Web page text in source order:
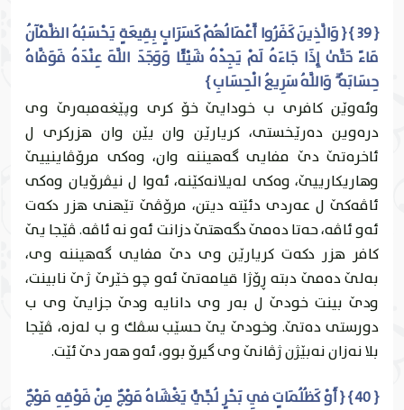
{ 39 } { وَالَّذِينَ كَفَرُوا أَعْمَالُهُمْ كَسَرَابٍ بِقِيعَةٍ يَحْسَبُهُ الظَّمْآنُ
مَاءً حَتَّىٰ إِذَا جَاءَهُ لَمْ يَجِدْهُ شَيْئًا وَوَجَدَ اللَّهَ عِنْدَهُ فَوَفَّاهُ
حِسَابَهُ ۗ وَاللَّهُ سَرِيعُ الْحِسَابِ }
وئه‌وێن كافرى ب خودايێ خۆ كرى وپێغه‌مبه‌رێ وى
دره‌وين ده‌رێخستى، كريارێن وان يێن وان هزركرى ل
ئاخره‌تێ دێ مفایى گه‌هيننه‌ وان، وه‌كى مرۆڤاينییێ
وهاريكارییێ، وه‌كى له‌يلانه‌كێنه‌، ئه‌وا ل نيڤرۆيان وه‌كى
ئاڤه‌كێ ل عه‌ردى دئێته‌ ديتن، مرۆڤێ تێهنى هزر دكه‌ت
ئه‌و ئاڤه‌، حه‌تا ده‌مێ دگه‌هتێ دزانت ئه‌و نه‌ ئاڤه‌. ڤێجا يێ
كافر هزر دكه‌ت كريارێن وى دێ مفایى گه‌هيننه‌ وى،
به‌لێ ده‌مێ دبته‌ ڕۆژا قيامه‌تێ ئه‌و چو خێرێ ژێ نابينت،
ودێ بينت خودێ ل به‌ر وى دانايه‌ ودێ جزايێ وى ب
دورستى ده‌تێ. وخودێ يێ حسێب سڤك و ب له‌زه‌، ڤێجا
بلا نه‌زان نه‌بێژن ژڤانێ وى گيرۆ بوو، ئه‌و هه‌ر دێ ئێت.
{ 40 } { أَوْ كَظُلُمَاتٍ فِي بَحْرٍ لُجِّيٍّ يَغْشَاهُ مَوْجٌ مِنْ فَوْقِهِ مَوْجٌ